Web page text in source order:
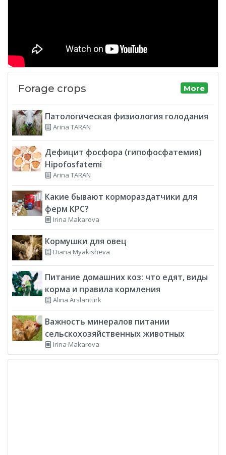
Forage crops More
Патологическая физиология голодания
Arina TARAN
Дефицит фосфора (гипофосфатемия)
Hipofosfatemi
Arina TARAN
Какие бывают кормораздатчики для
ферм КРС?
Irina Makarova
Кормушки для овец
Diana Myakisheva
Питание домашних коз: что едят, виды
корма и правила кормления
Alina Arslantürk
Важность минералов питании
сельскохозяйственных животных
Irina Makarova